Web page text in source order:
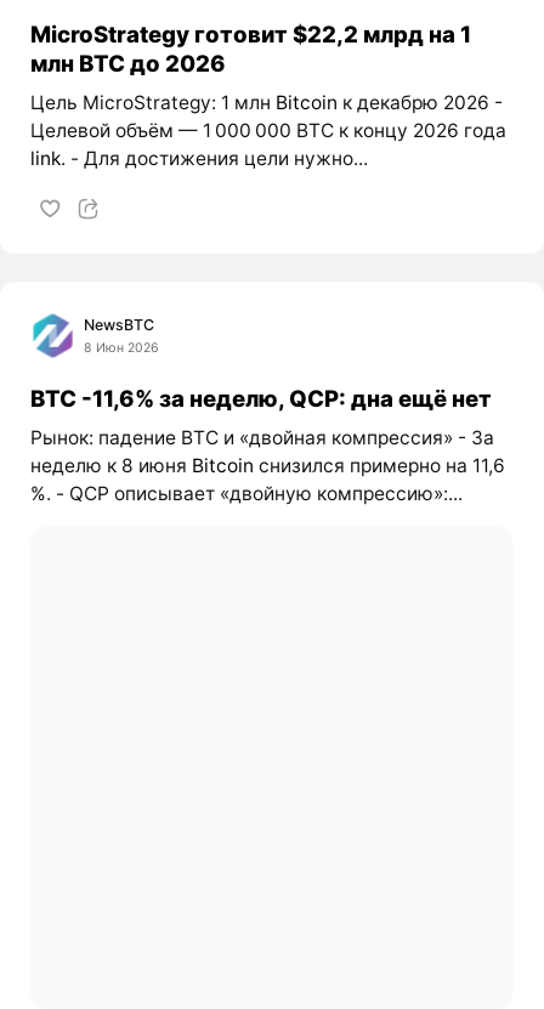
MicroStrategy готовит $22,2 млрд на 1
млн BTC до 2026
Цель MicroStrategy: 1 млн Bitcoin к декабрю 2026 -
Целевой объём — 1 000 000 BTC к концу 2026 года
link. - Для достижения цели нужно...
NewsBTC
8 Июн 2026
BTC -11,6% за неделю, QCP: дна ещё нет
Рынок: падение BTC и «двойная компрессия» - За
неделю к 8 июня Bitcoin снизился примерно на 11,6
%. - QCP описывает «двойную компрессию»:...